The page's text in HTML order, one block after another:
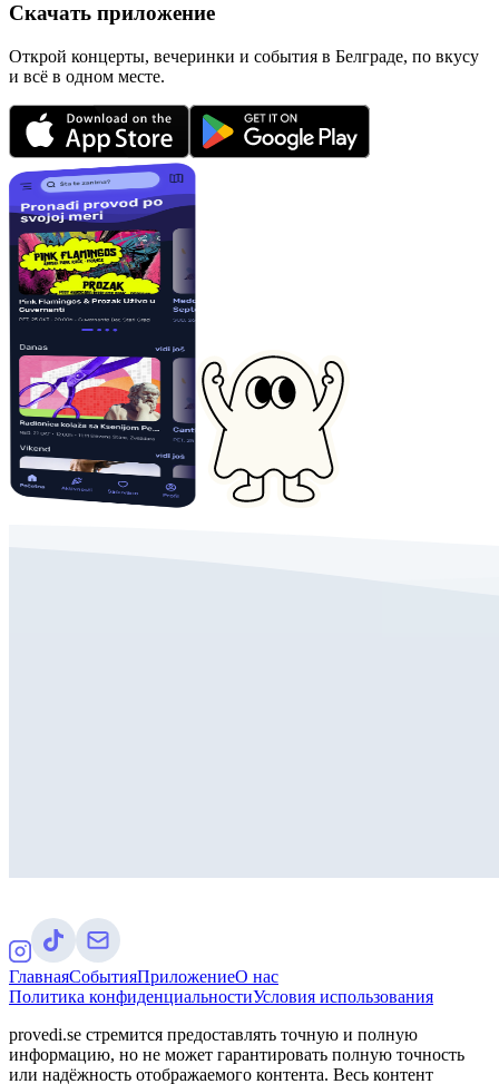
Скачать приложение
Открой концерты, вечеринки и события в Белграде, по вкусу
и всё в одном месте.
ГлавнаяСобытияПриложениеО нас
Политика конфиденциальностиУсловия использования
provedi.se стремится предоставлять точную и полную
информацию, но не может гарантировать полную точность
или надёжность отображаемого контента. Весь контент